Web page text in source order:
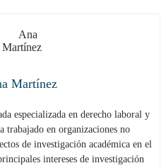
Martínez
trabajado en organizaciones no
de investigación académica en el
intereses de investigación